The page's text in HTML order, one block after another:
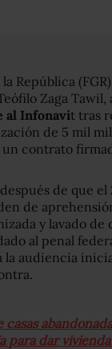
República
Zaga Tawil,
al Infonavit tras
de 5 mil
contrato
de que
de
y lavado de
al penal
la audiencia
casas
para dar